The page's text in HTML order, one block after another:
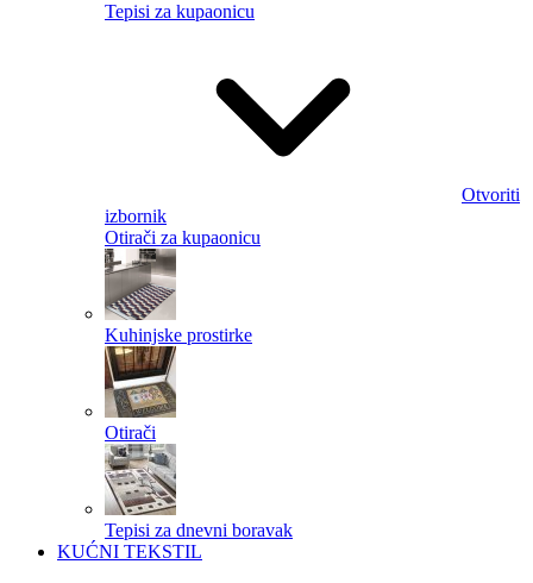
Tepisi za kupaonicu
Otvoriti
izbornik
Otirači za kupaonicu
Kuhinjske prostirke
Otirači
Tepisi za dnevni boravak
KUĆNI TEKSTIL